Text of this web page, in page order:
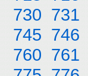
730 731
745 746
760 761